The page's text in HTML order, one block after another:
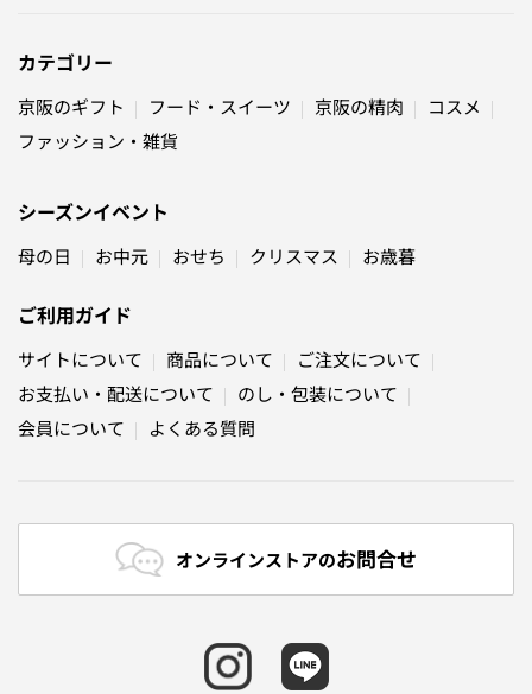
カテゴリー
京阪のギフト フード・スイーツ 京阪の精肉
コスメ
ファッション・雑貨
シーズンイベント
母の日 お中元 おせち クリスマス お歳暮
ご利用ガイド
サイトについて 商品について
ご注文について
お支払い・配送について
のし・包装について
会員について
よくある質問
オンラインストアのお問合せ